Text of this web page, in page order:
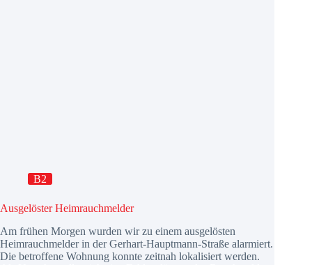
B2
Ausgelöster Heimrauchmelder
Am frühen Morgen wurden wir zu einem ausgelösten
Heimrauchmelder in der Gerhart-Hauptmann-Straße alarmiert.
Die betroffene Wohnung konnte zeitnah lokalisiert werden.